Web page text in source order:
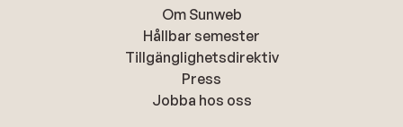
Om Sunweb
Hållbar semester
Tillgänglighetsdirektiv
Press
Jobba hos oss